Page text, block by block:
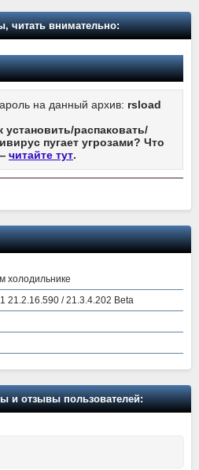
читать внимательно:
на данный архив: rsload
установить/распаковать/
пугает угрозами? Что
читайте тут.
холодильнике
21.2.16.590 / 21.3.4.202 Beta
и отзывы пользователей: